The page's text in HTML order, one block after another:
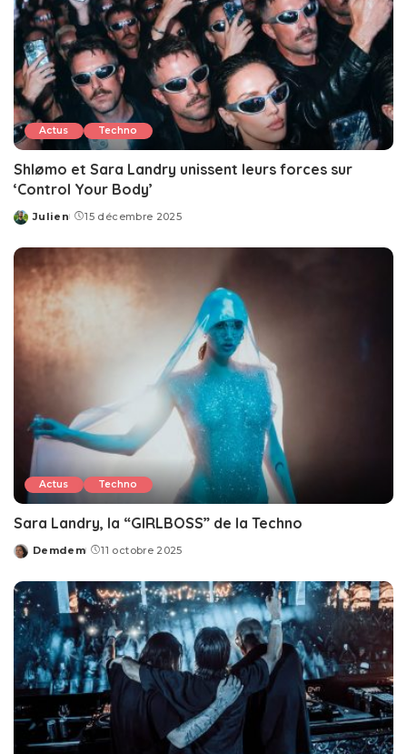
Actus Techno
Shlømo et Sara Landry unissent leurs forces sur
‘Control Your Body’
Posted
Julien 15 décembre 2025
Actus Techno
Sara Landry, la “GIRLBOSS” de la Techno
Posted
Demdem 11 octobre 2025